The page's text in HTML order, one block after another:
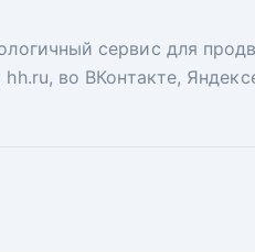
сервис для
во ВКонтакте,
hh.ru.и когда вам
менеджеры hh.ru с